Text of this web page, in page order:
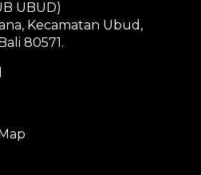
UBUD)
Kecamatan Ubud,
80571.